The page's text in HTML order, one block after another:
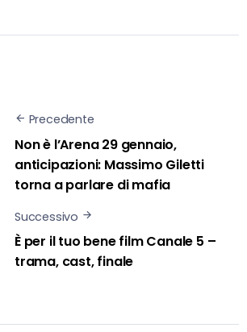
Precedente
Non è l’Arena 29 gennaio,
anticipazioni: Massimo Giletti
torna a parlare di mafia
Successivo
È per il tuo bene film Canale 5 –
trama, cast, finale